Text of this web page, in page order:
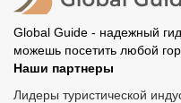
Global Guide - надежный
можешь посетить любой
Наши партнеры
Лидеры туристической